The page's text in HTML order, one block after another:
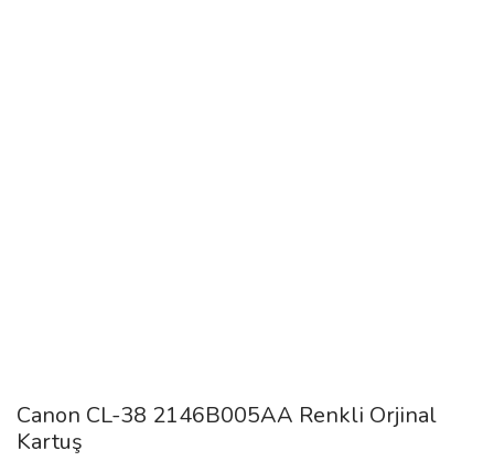
Canon CL-38 2146B005AA Renkli Orjinal
Kartuş